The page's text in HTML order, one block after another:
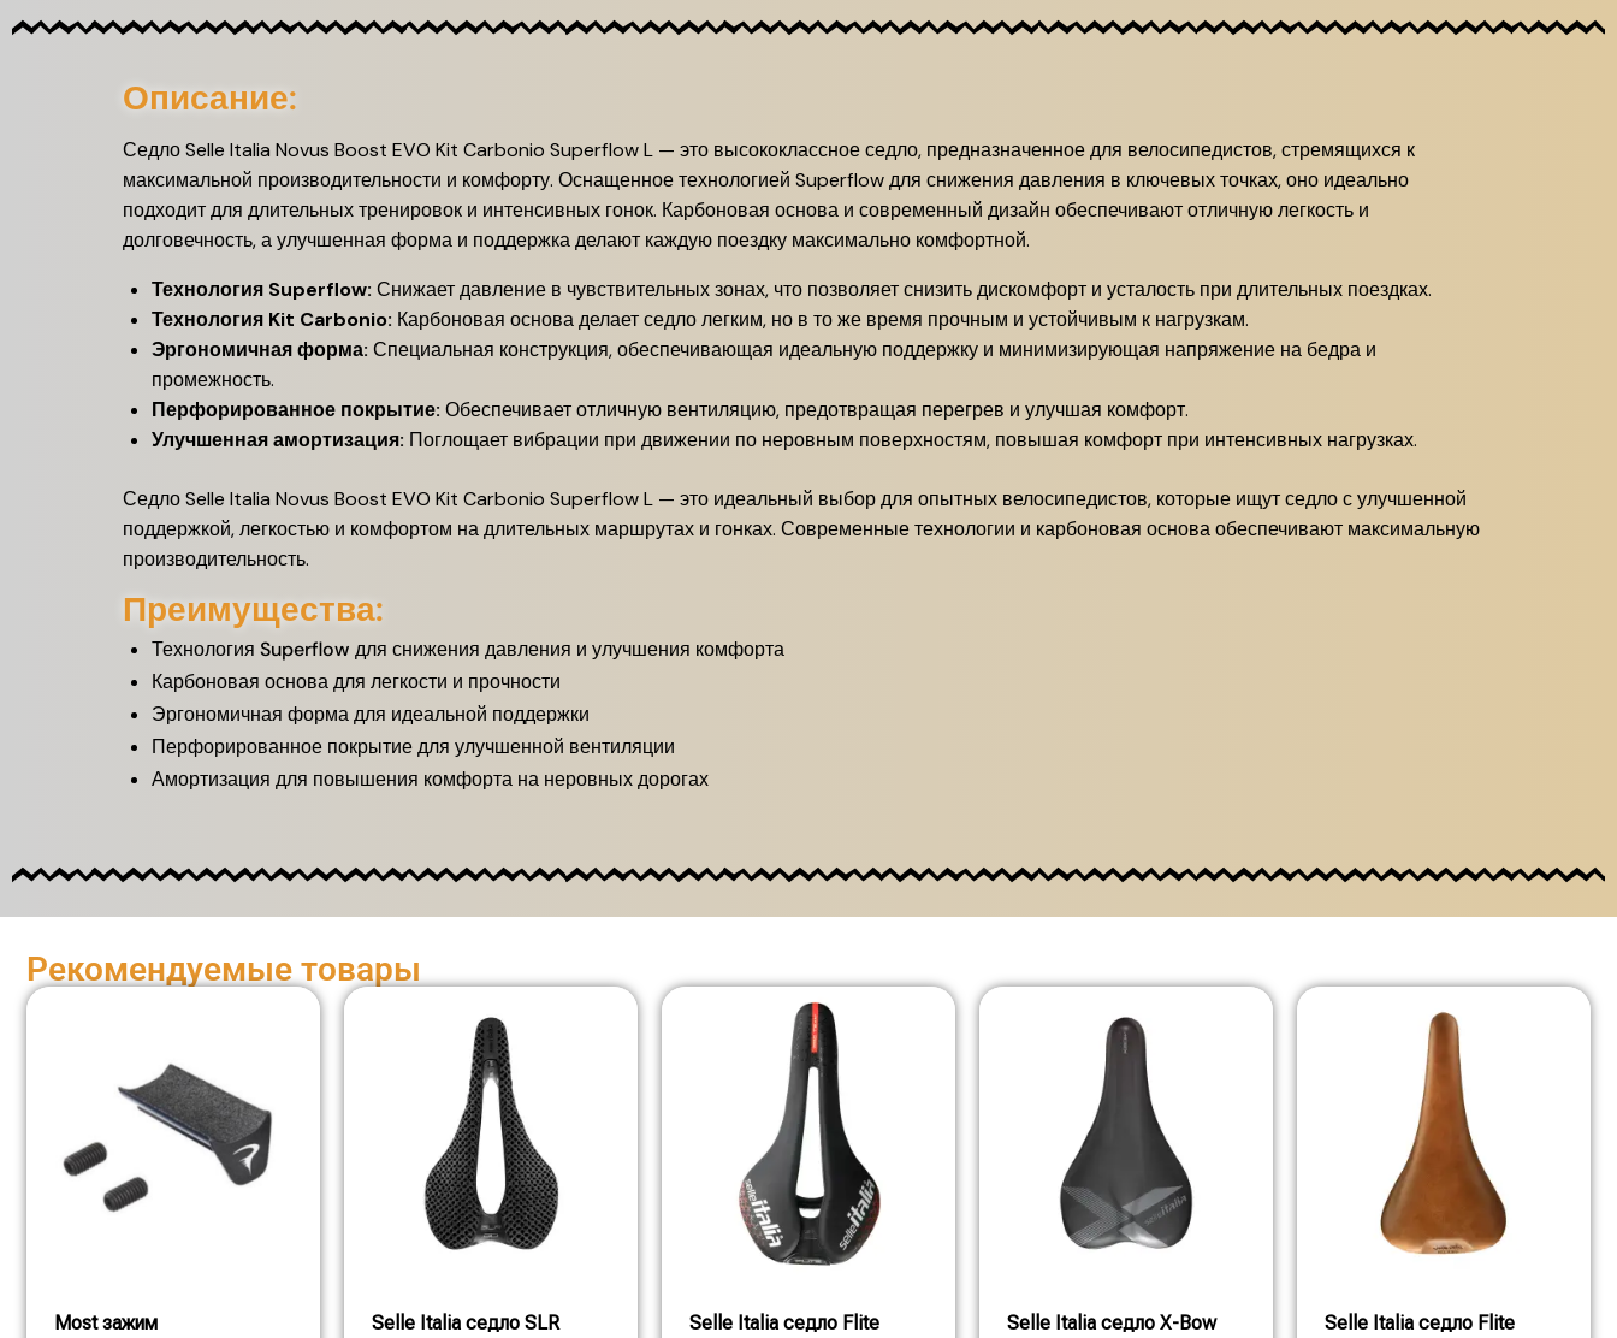
Описание:
Седло Selle Italia Novus Boost EVO Kit Carbonio Superflow L — это высококлассное седло, предназначенное для велосипедистов, стремящихся к
максимальной производительности и комфорту. Оснащенное технологией Superflow для снижения давления в ключевых точках, оно идеально
подходит для длительных тренировок и интенсивных гонок. Карбоновая основа и современный дизайн обеспечивают отличную легкость и
долговечность, а улучшенная форма и поддержка делают каждую поездку максимально комфортной.
Технология Superflow: Снижает давление в чувствительных зонах, что позволяет снизить дискомфорт и усталость при длительных поездках.
Технология Kit Carbonio: Карбоновая основа делает седло легким, но в то же время прочным и устойчивым к нагрузкам.
Эргономичная форма: Специальная конструкция, обеспечивающая идеальную поддержку и минимизирующая напряжение на бедра и
промежность.
Перфорированное покрытие: Обеспечивает отличную вентиляцию, предотвращая перегрев и улучшая комфорт.
Улучшенная амортизация: Поглощает вибрации при движении по неровным поверхностям, повышая комфорт при интенсивных нагрузках.
Седло Selle Italia Novus Boost EVO Kit Carbonio Superflow L — это идеальный выбор для опытных велосипедистов, которые ищут седло с улучшенной
поддержкой, легкостью и комфортом на длительных маршрутах и гонках. Современные технологии и карбоновая основа обеспечивают максимальную
производительность.
Преимущества:
Технология Superflow для снижения давления и улучшения комфорта
Карбоновая основа для легкости и прочности
Эргономичная форма для идеальной поддержки
Перфорированное покрытие для улучшенной вентиляции
Амортизация для повышения комфорта на неровных дорогах
Рекомендуемые товары
Most зажим
Selle Italia седло SLR
Selle Italia седло Flite
Selle Italia седло X-Bow
Selle Italia седло Flite